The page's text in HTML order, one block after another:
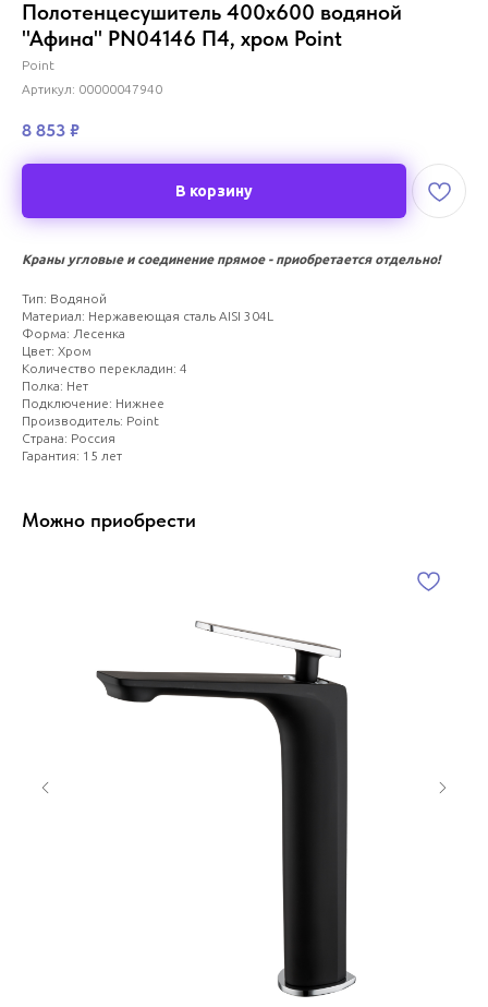
Полотенцесушитель 400x600 водяной
"Афина" PN04146 П4, хром Point
Point
Артикул: 00000047940
8 853 ₽
В корзину
Краны угловые и соединение прямое - приобретается отдельно!
Тип: Водяной
Материал: Нержавеющая сталь AISI 304L
Форма: Лесенка
Цвет: Хром
Количество перекладин: 4
Полка: Нет
Подключение: Нижнее
Производитель: Point
Страна: Россия
Гарантия: 15 лет
Можно приобрести